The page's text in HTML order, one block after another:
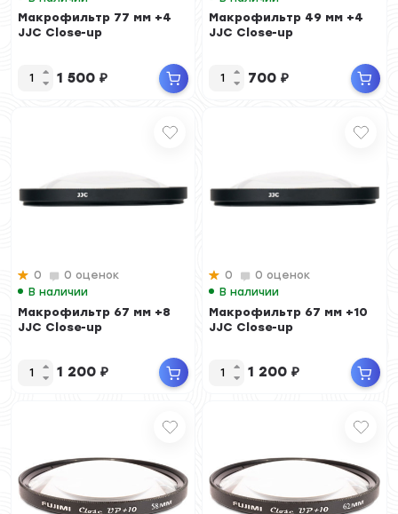
Макрофильтр 77 мм +4
JJC Close-up
1 500 ₽
Макрофильтр 49 мм +4
JJC Close-up
700 ₽
0
0 оценок
В наличии
Макрофильтр 67 мм +8
JJC Close-up
1 200 ₽
0
0 оценок
В наличии
Макрофильтр 67 мм +10
JJC Close-up
1 200 ₽